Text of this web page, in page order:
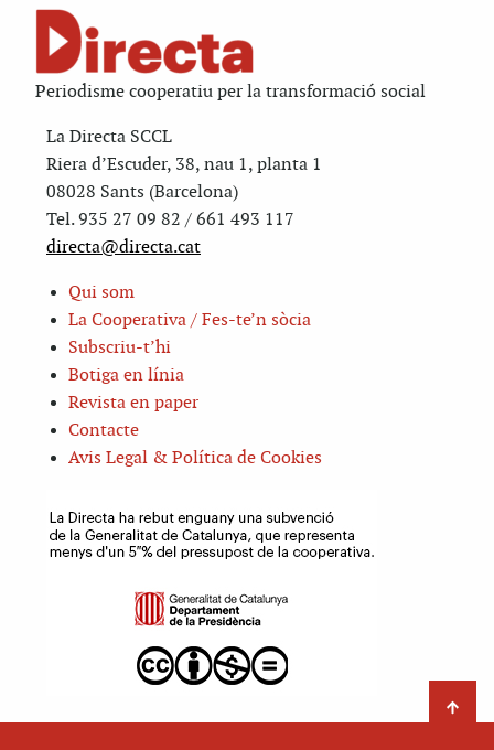
Periodisme cooperatiu per la transformació social
La Directa SCCL
Riera d’Escuder, 38, nau 1, planta 1
08028 Sants (Barcelona)
Tel. 935 27 09 82 / 661 493 117
directa@directa.cat
Qui som
La Cooperativa / Fes-te’n sòcia
Subscriu-t’hi
Botiga en línia
Revista en paper
Contacte
Avis Legal & Política de Cookies